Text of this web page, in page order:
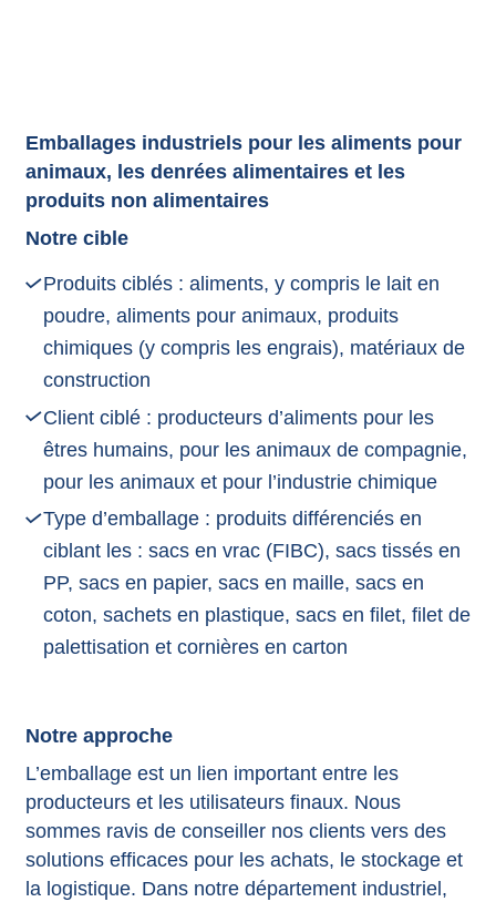
Emballages industriels pour les aliments pour
animaux, les denrées alimentaires et les
produits non alimentaires
Notre cible
Produits ciblés : aliments, y compris le lait en
poudre, aliments pour animaux, produits
chimiques (y compris les engrais), matériaux de
construction
Client ciblé : producteurs d’aliments pour les
êtres humains, pour les animaux de compagnie,
pour les animaux et pour l’industrie chimique
Type d’emballage : produits différenciés en
ciblant les : sacs en vrac (FIBC), sacs tissés en
PP, sacs en papier, sacs en maille, sacs en
coton, sachets en plastique, sacs en filet, filet de
palettisation et cornières en carton
Notre approche
L’emballage est un lien important entre les
producteurs et les utilisateurs finaux. Nous
sommes ravis de conseiller nos clients vers des
solutions efficaces pour les achats, le stockage et
la logistique. Dans notre département industriel,